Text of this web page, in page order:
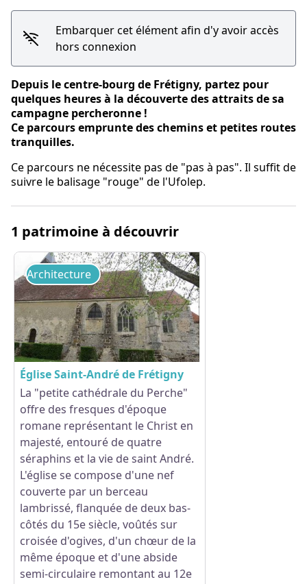
Embarquer cet élément afin d'y avoir accès
hors connexion
Depuis le centre-bourg de Frétigny, partez pour
quelques heures à la découverte des attraits de sa
campagne percheronne !
Ce parcours emprunte des chemins et petites routes
tranquilles.
Ce parcours ne nécessite pas de "pas à pas". Il suffit de
suivre le balisage "rouge" de l'Ufolep.
1 patrimoine à découvrir
Voir l'image en plein écran
Architecture
Église Saint-André de Frétigny
La "petite cathédrale du Perche"
offre des fresques d'époque
romane représentant le Christ en
majesté, entouré de quatre
séraphins et la vie de saint André.
L'église se compose d'une nef
couverte par un berceau
lambrissé, flanquée de deux bas-
côtés du 15e siècle, voûtés sur
croisée d'ogives, d'un chœur de la
même époque et d'une abside
semi-circulaire remontant au 12e